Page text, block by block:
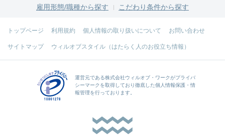
雇用形態/職種から探す
こだわり条件から探す
トップページ 利用規約 個人情報の取り扱いについて お問い合わせ
サイトマップ ウィルオブスタイル（はたらく人のお役立ち情報）
運営元である株式会社ウィルオブ・ワークがプライバ
シーマークを取得しており徹底した個人情報保護・情
報管理を行っております。